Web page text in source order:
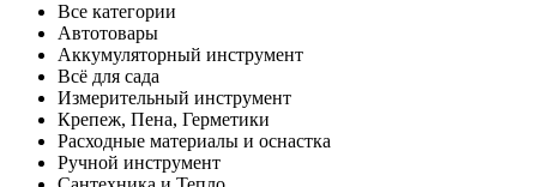
Все категории
Автотовары
Аккумуляторный инструмент
Всё для сада
Измерительный инструмент
Крепеж, Пена, Герметики
Расходные материалы и оснастка
Ручной инструмент